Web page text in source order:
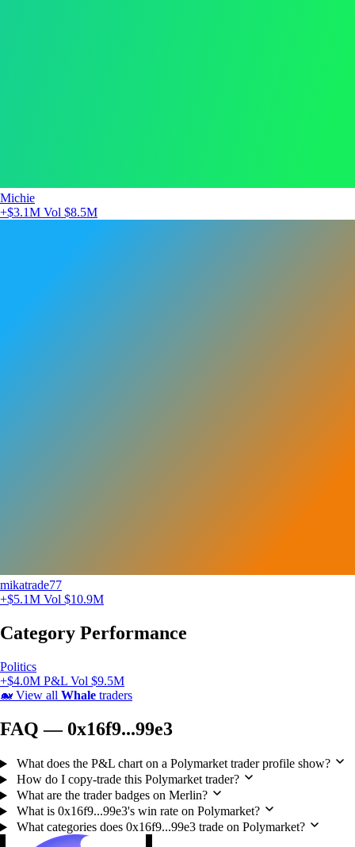
Michie
+$3.1M Vol $8.5M
mikatrade77
+$5.1M Vol $10.9M
Category Performance
Politics
+$4.0M P&L Vol $9.5M
🐋 View all Whale traders
FAQ — 0x16f9...99e3
What does the P&L chart on a Polymarket trader profile show?
How do I copy-trade this Polymarket trader?
What are the trader badges on Merlin?
What is 0x16f9...99e3's win rate on Polymarket?
What categories does 0x16f9...99e3 trade on Polymarket?